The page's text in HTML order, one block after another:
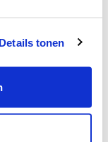
Details tonen
door je
de lichtinval